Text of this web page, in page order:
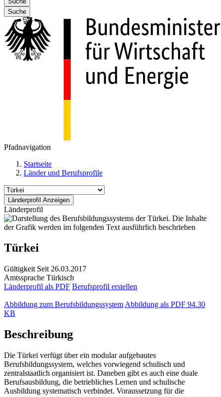
Suche
Pfadnavigation
Startseite
Länder und Berufsprofile
Länderprofil
Türkei
Gültigkeit Seit 26.03.2017
Amtssprache Türkisch
Länderprofil als PDF Berufsprofil erstellen
Abbildung zum Berufsbildungssystem Abbildung als PDF 94.30
KB
Beschreibung
Die Türkei verfügt über ein modular aufgebautes
Berufsbildungssystem, welches vorwiegend schulisch und
zentralstaatlich organisiert ist. Daneben gibt es auch eine duale
Berufsausbildung, die betriebliches Lernen und schulische
Ausbildung systematisch verbindet. Voraussetzung für die